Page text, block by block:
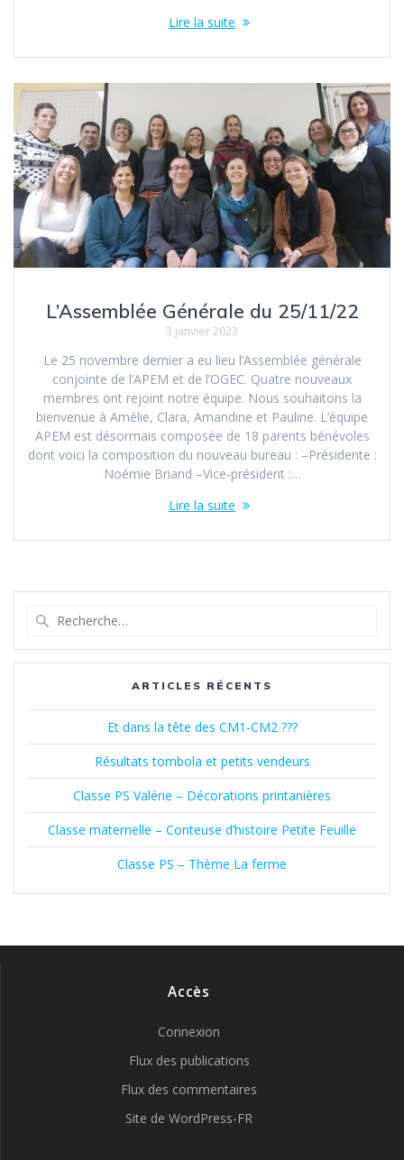
Lire la suite
L’Assemblée Générale du 25/11/22
3 janvier 2023
Le 25 novembre dernier a eu lieu l’Assemblée générale
conjointe de l’APEM et de l’OGEC. Quatre nouveaux
membres ont rejoint notre équipe. Nous souhaitons la
bienvenue à Amélie, Clara, Amandine et Pauline. L’équipe
APEM est désormais composée de 18 parents bénévoles
dont voici la composition du nouveau bureau : –Présidente :
Noémie Briand –Vice-président :…
Lire la suite
:
ARTICLES RÉCENTS
Et dans la tête des CM1-CM2 ???
Résultats tombola et petits vendeurs
Classe PS Valérie – Décorations printanières
Classe maternelle – Conteuse d’histoire Petite Feuille
Classe PS – Thème La ferme
Accès
Connexion
Flux des publications
Flux des commentaires
Site de WordPress-FR